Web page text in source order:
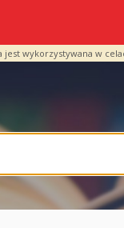
wykorzystywana w